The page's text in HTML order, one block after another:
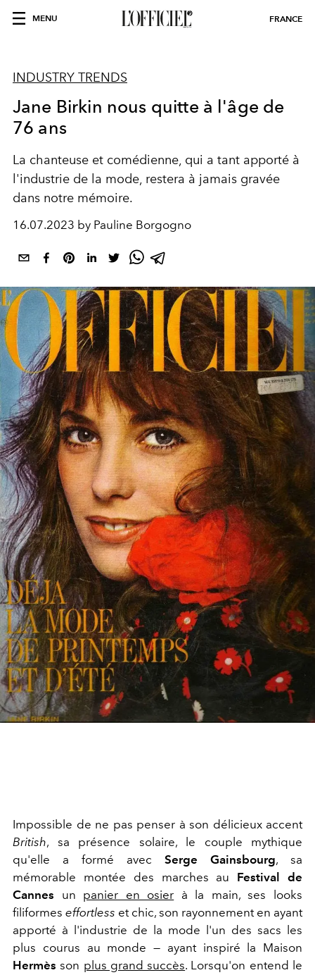
MENU FRANCE
INDUSTRY TRENDS
Jane Birkin nous quitte à l'âge de
76 ans
La chanteuse et comédienne, qui a tant apporté à
l'industrie de la mode, restera à jamais gravée
dans notre mémoire.
16.07.2023 by Pauline Borgogno
Impossible de ne pas penser à son délicieux accent
British, sa présence solaire, le couple mythique
qu'elle a formé avec Serge Gainsbourg, sa
mémorable montée des marches au Festival de
Cannes un panier en osier à la main, ses looks
filiformes effortless et chic, son rayonnement en ayant
apporté à l'industrie de la mode l'un des sacs les
plus courus au monde — ayant inspiré la Maison
Hermès son plus grand succès. Lorsqu'on entend le